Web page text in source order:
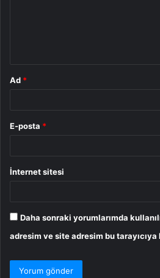
Ad *
E-posta *
İnternet sitesi
Daha sonraki yorumlarımda
adresim ve site adresim bu